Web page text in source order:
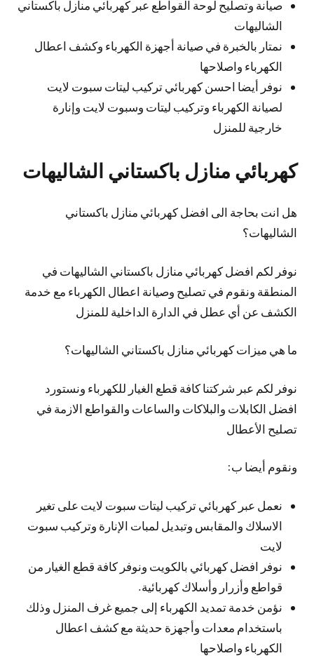
صيانة وتصليح لوحة القواطع عبر كهربائي منازل باكستاني
الشاليهات
نمتار بالخبرة في صيانة أجهزة الكهرباء وكشف اعطال
الكهرباء واصلاحها
نوفر أيضا احسن كهربائي تركيب ليتات سبوت لايت
لصيانة الكهرباء وتركيب ليتات وسبوت لايت وإنارة
خارجية للمنزل
كهربائي منازل باكستاني الشاليهات
هل انت بحاجة الى افضل كهربائي منازل باكستاني
الشاليهات؟
نوفر لكم افضل كهربائي منازل باكستاني الشاليهات في
المنطقة ونقوم في تصليح وصيانة اعطال الكهرباء مع خدمة
الكشف عن أي عطل في الدارة الداخلية للمنزل
ما هي ميزات كهربائي منازل باكستاني الشاليهات؟
نوفر لكم عبر شركتنا كافة قطع الغيار للكهرباء ونستورد
افضل الكابلات والبلاكات والساعات والقواطع الازمة في
تصليح الأعطال
ونقوم أيضا ب:
نعمل عبر كهربائي تركيب ليتات سبوت لايت على تغير
الاسلاك والمقابس وتبديل لمبات الإنارة وتركيب سبوت
لايت
نوفر افضل كهربائي بالكويت ونوفر كافة قطع الغيار من
قواطع وأزرار وأسلاك كهربائية.
نؤمن خدمة تمديد الكهرباء إلى جميع غرف المنزل وذلك
باستخدام معدات وأجهزة حديثة مع كشف اعطال
الكهرباء واصلاحها